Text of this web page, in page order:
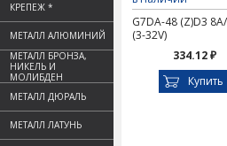
КРЕПЕЖ *
МЕТАЛЛ АЛЮМИНИЙ
МЕТАЛЛ БРОНЗА,
НИКЕЛЬ И
МОЛИБДЕН
МЕТАЛЛ ДЮРАЛЬ
МЕТАЛЛ ЛАТУНЬ
G7DA-48 (Z)D3
(3-32V)
334.12 ₽
Купить